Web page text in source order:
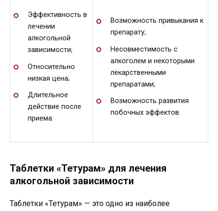
Эффективность в
лечении
алкогольной
зависимости;
Относительно
низкая цена;
Длительное
действие после
приема.
Возможность привыкания к
препарату;
Несовместимость с
алкоголем и некоторыми
лекарственными
препаратами;
Возможность развития
побочных эффектов.
Таблетки «Тетурам» для лечения
алкогольной зависимости
Таблетки «Тетурам» — это одно из наиболее